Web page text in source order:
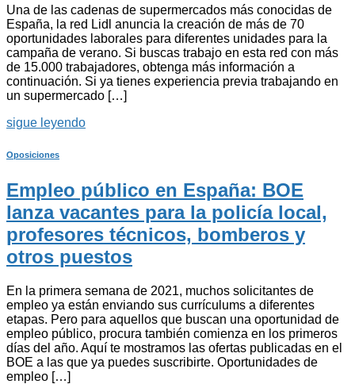
Una de las cadenas de supermercados más conocidas de
España, la red Lidl anuncia la creación de más de 70
oportunidades laborales para diferentes unidades para la
campaña de verano. Si buscas trabajo en esta red con más
de 15.000 trabajadores, obtenga más información a
continuación. Si ya tienes experiencia previa trabajando en
un supermercado […]
sigue leyendo
Oposiciones
Empleo público en España: BOE
lanza vacantes para la policía local,
profesores técnicos, bomberos y
otros puestos
En la primera semana de 2021, muchos solicitantes de
empleo ya están enviando sus currículums a diferentes
etapas. Pero para aquellos que buscan una oportunidad de
empleo público, procura también comienza en los primeros
días del año. Aquí te mostramos las ofertas publicadas en el
BOE a las que ya puedes suscribirte. Oportunidades de
empleo […]